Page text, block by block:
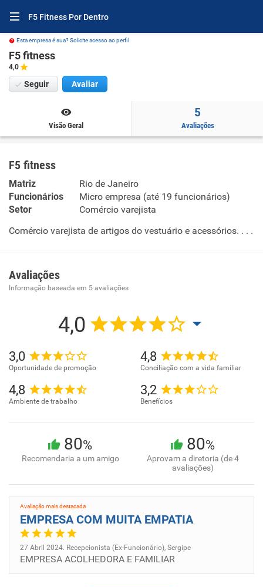
F5 Fitness Por Dentro
Esta empresa é sua? Solicite acesso ao perfil.
F5 fitness
4,0
Seguir Avaliar
Visão Geral
5
Avaliações
F5 fitness
Matriz
Rio de Janeiro
Funcionários
Micro empresa (até 19 funcionários)
Setor
Comércio varejista
Comércio varejista de artigos do vestuário e acessórios. . . .
Avaliações
Informação baseada em 5 avaliações
4,0
3,0
Oportunidade de promoção
4,8
Conciliação com a vida familiar
4,8
Ambiente de trabalho
3,2
Benefícios
80%
Recomendaria a um amigo
80%
Aprovam a diretoria (de 4
avaliações)
Avaliação mais destacada
EMPRESA COM MUITA EMPATIA
27 Abril 2024. Recepcionista (Ex-Funcionário), Sergipe
EMPRESA ACOLHEDORA E FAMILIAR